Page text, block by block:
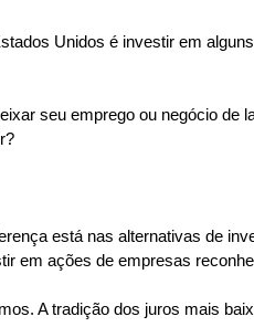
Unidos é investir em
seu emprego ou negócio de
está nas alternativas de
em ações de empresas
A tradição dos juros mais